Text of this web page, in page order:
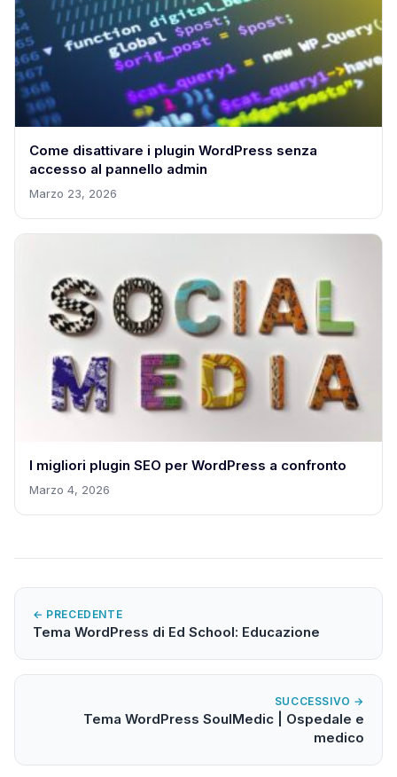
Come disattivare i plugin WordPress senza
accesso al pannello admin
Marzo 23, 2026
I migliori plugin SEO per WordPress a confronto
Marzo 4, 2026
← PRECEDENTE
Tema WordPress di Ed School: Educazione
SUCCESSIVO →
Tema WordPress SoulMedic | Ospedale e
medico